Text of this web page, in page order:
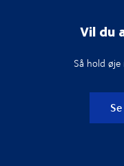
Vil du
Så hold